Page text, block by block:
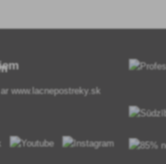
arwww.lacnepostreky.sk